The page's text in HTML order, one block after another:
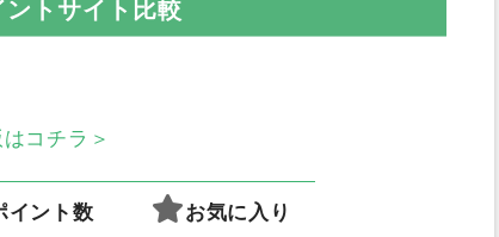
トサイト比較
コチラ＞
イント数 お気に入り